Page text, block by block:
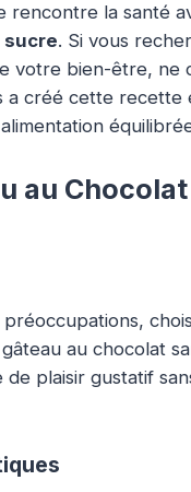
rencontre la santé
sucre. Si vous
votre bien-être, ne
a créé cette recette
au
au chocolat
plaisir gustatif